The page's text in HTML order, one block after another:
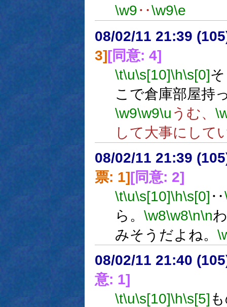
\w9‥\w9\e
08/02/11 21:39
3][同意: 4]
\t\u\s[10]\h\s[0]
こで倉庫部屋持
\w9\w9\u うむ、
して大事にして
08/02/11 21:39
票: 1][同意: 2]
\t\u\s[10]\h\s[0] ‥
ら。 \w8\w8\n\n
みそうだよね。
08/02/11 21:40
意: 1]
\t\u\s[10]\h\s[5]